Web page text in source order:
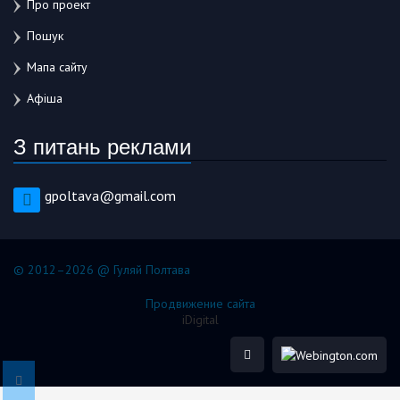
Про проект
Пошук
Мапа сайту
Афіша
З питань реклами
gpoltava@gmail.com
© 2012–2026 @ Гуляй Полтава
Продвижение сайта
iDigital